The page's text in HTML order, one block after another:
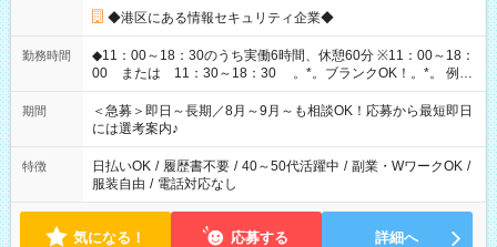
◆港区にある情報セキュリティ企業◆
勤務時間
◆11：00～18：30のうち実働6時間、休憩60分 ※11：00～18：
00 または 11：30～18：30 。*。ブランクOK！。*。 例え
ば前職が、 在宅/財団法人/事務/コールセンター/受付/販売/カフェ
スタッフ スイーツ販売/ホテルフロント/化粧品販売/など 様々な
業界から入社して活躍されています♪
期間
＜急募＞即日～長期／8月～9月～も相談OK！応募から最短即日
には選考案内♪
特徴 日払いOK / 履歴書不要 / 40～50代活躍中 / 副業・WワークOK /
服装自由 / 電話対応なし
気になる！ 応募する 詳細へ